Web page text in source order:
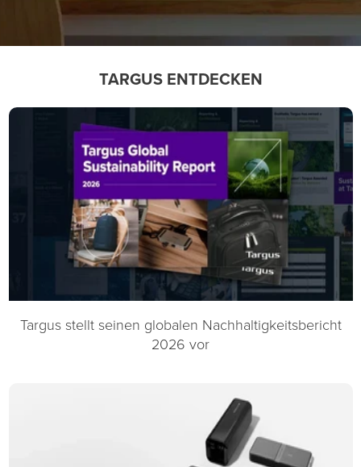
TARGUS ENTDECKEN
Targus stellt seinen globalen Nachhaltigkeitsbericht
2026 vor